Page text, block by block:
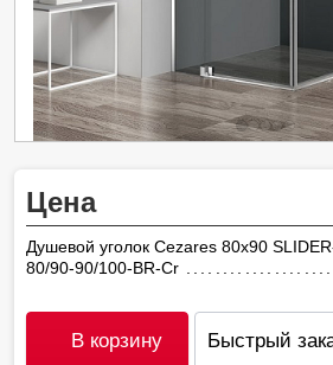
Цена
Душевой уголок Cezares 80х90
80/90-90/100-BR-Cr
В корзину Быстрый